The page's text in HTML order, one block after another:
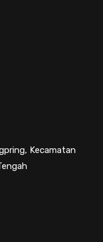
Kecamatan